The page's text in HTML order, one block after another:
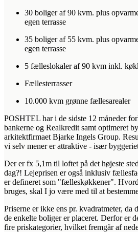
30 boliger af 90 kvm. plus
egen terrasse
35 boliger af 55 kvm. plus
egen terrasse
5 fælleslokaler af 90 kvm inkl.
Fællesterrasser
10.000 kvm grønne fællesarealer
POSHTEL har i de sidste 12 måneder
bankerne og Realkredit samt optimeret
arkitektfirmaet Bjarke Ingels Group.
vi selv mener er attraktive - især
Der er fx 5,1m til loftet på det højeste
dag?! Lejeprisen er også inklusiv
er defineret som "fælleskøkkener".
bruges, skal I jo være med til at
Priserne er ikke ens pr. kvadratmeter, da
de enkelte boliger er placeret. Derfor er
fire priskategorier, hvilket fremgår af